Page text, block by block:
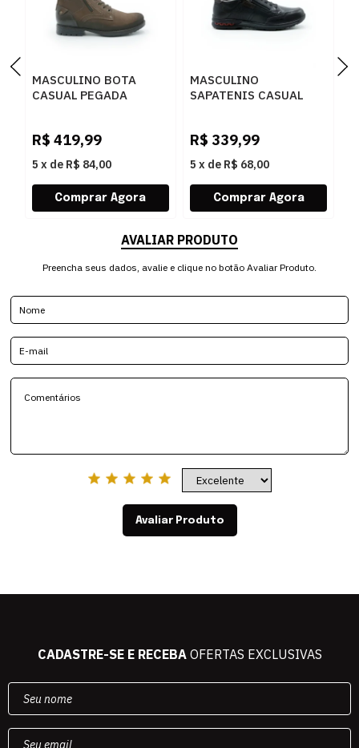
MASCULINO BOTA
CASUAL PEGADA
BROWN
R$ 419,99
5 x de R$ 84,00
MASCULINO
SAPATENIS CASUAL
PRETO/WASHED
BORDO
R$ 339,99
5 x de R$ 68,00
AVALIAR PRODUTO
Preencha seus dados, avalie e clique no botão Avaliar Produto.
Avaliar Produto
CADASTRE-SE E RECEBAOFERTAS EXCLUSIVAS